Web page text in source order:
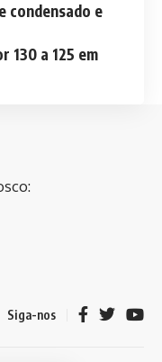
condensado e
130 a 125 em
Siga-nos